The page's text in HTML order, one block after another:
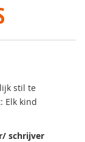
stil te
Elk kind
schrijver